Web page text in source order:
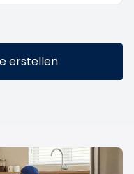
erstellen